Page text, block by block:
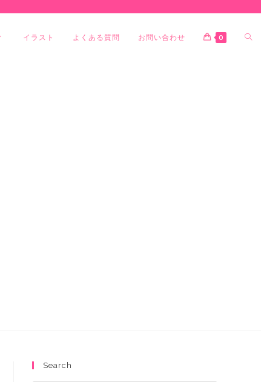
イラスト よくある質問 お問い合わせ 0
Search